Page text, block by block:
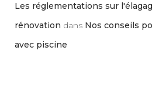
Les réglementations sur
rénovation dans Nos conseils
avec piscine